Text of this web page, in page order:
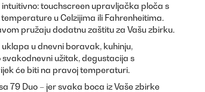
touchscreen upravljačka ploča s
u Celzijima ili Fahrenheitima.
pružaju dodatnu zaštitu za Vašu zbirku.
u dnevni boravak, kuhinju,
užitak, degustacija s
će biti na pravoj temperaturi.
79 Duo – jer svaka boca iz Vaše zbirke